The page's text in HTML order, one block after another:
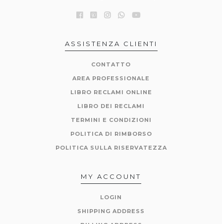
ASSISTENZA CLIENTI
CONTATTO
AREA PROFESSIONALE
LIBRO RECLAMI ONLINE
LIBRO DEI RECLAMI
TERMINI E CONDIZIONI
POLITICA DI RIMBORSO
POLITICA SULLA RISERVATEZZA
MY ACCOUNT
LOGIN
SHIPPING ADDRESS